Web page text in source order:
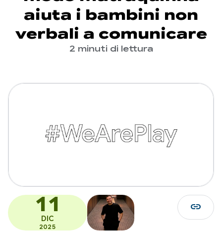
aiuta i bambini non
verbali a comunicare
2 minuti di lettura
11
DIC
2025
link